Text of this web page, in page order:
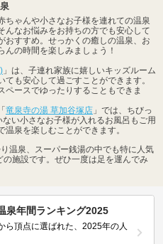
ちゃんや小さなお子様を連れての温泉
んなお悩みをお持ちの方でも安心して
おすすめ。せっかくの癒しの温泉、お
の時間を楽しみましょう！
」は、子連れ家族に嬉しいキッズルーム
も安心して過ごすことができます。
ペースでゆったりすることもできま
竜泉寺の湯 草加谷塚店 」では、ちびっ
い小さなお子様が入れるお風呂もご用
泉を楽しむことができます。
温泉、スーパー銭湯の中でも特に人気
の施設です。ぜひ一度は足を運んでみ
泉年間ランキング2025
ら頂点に選ばれた、2025年の人